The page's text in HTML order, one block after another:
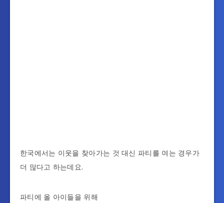
한국에서는 이웃을 찾아가는 것 대신 파티를 여는 경우가
더 많다고 하는데요.
파티에 올 아이들을 위해